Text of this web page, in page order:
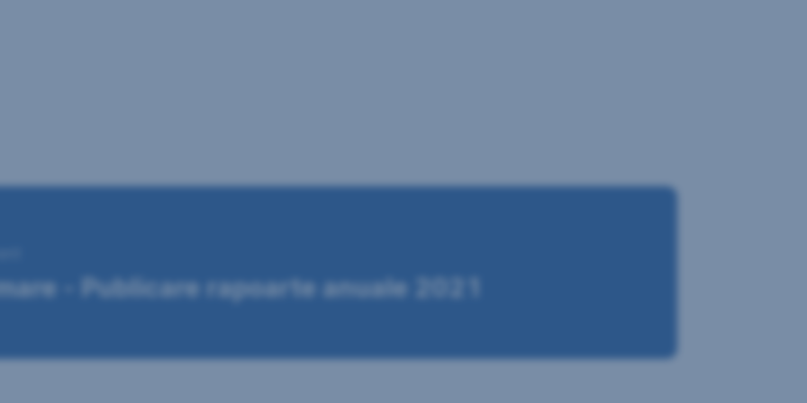
- Publicare rapoarte anuale 2021